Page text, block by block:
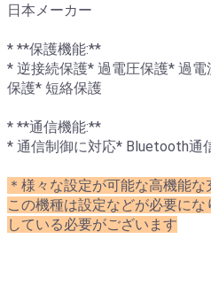
日本メーカー
* **保護機能:**
* 逆接続保護* 過電圧保護* 過
保護* 短絡保護
* **通信機能:**
* 通信制御に対応* Bluetooth通
＊様々な設定が可能な高機能な
この機種は設定などが必要に
している必要がございます